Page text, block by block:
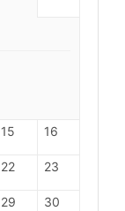
15 16
22 23
29 30